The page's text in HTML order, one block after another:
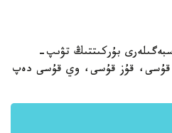
بۇركىتتىڭ تۋىپ-
قۇسى، قۇز قۇسى، وي قۇسى دەپ